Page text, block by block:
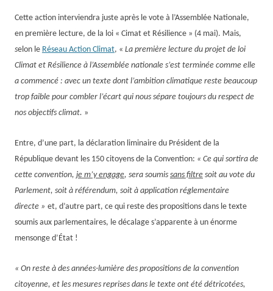
Cette action interviendra juste après le vote à l’Assemblée Nationale,
en première lecture, de la loi « Cimat et Résilience » (4 mai). Mais,
selon le Réseau Action Climat, « La première lecture du projet de loi
Climat et Résilience à l’Assemblée nationale s’est terminée comme elle
a commencé : avec un texte dont l’ambition climatique reste beaucoup
trop faible pour combler l’écart qui nous sépare toujours du respect de
nos objectifs climat. »
Entre, d’une part, la déclaration liminaire du Président de la
République devant les 150 citoyens de la Convention: « Ce qui sortira de
cette convention, je m’y engage, sera soumis sans filtre soit au vote du
Parlement, soit à référendum, soit à application réglementaire
directe » et, d’autre part, ce qui reste des propositions dans le texte
soumis aux parlementaires, le décalage s’apparente à un énorme
mensonge d’État !
« On reste à des années-lumière des propositions de la convention
citoyenne, et les mesures reprises dans le texte ont été détricotées,